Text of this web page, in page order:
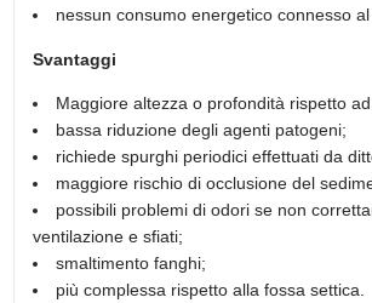
nessun consumo energetico connesso
Svantaggi
Maggiore altezza o profondità rispetto
bassa riduzione degli agenti patogeni;
richiede spurghi periodici effettuati da
maggiore rischio di occlusione del
possibili problemi di odori se non
ventilazione e sfiati;
smaltimento fanghi;
più complessa rispetto alla fossa settica.